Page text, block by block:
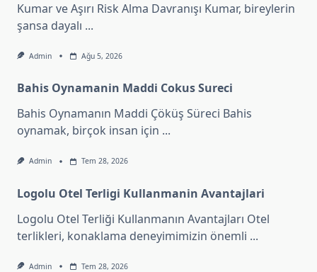
Kumar ve Aşırı Risk Alma Davranışı Kumar, bireylerin
şansa dayalı ...
Admin Ağu 5, 2026
Bahis Oynamanin Maddi Cokus Sureci
Bahis Oynamanın Maddi Çöküş Süreci Bahis
oynamak, birçok insan için ...
Admin Tem 28, 2026
Logolu Otel Terligi Kullanmanin Avantajlari
Logolu Otel Terliği Kullanmanın Avantajları Otel
terlikleri, konaklama deneyimimizin önemli ...
Admin Tem 28, 2026